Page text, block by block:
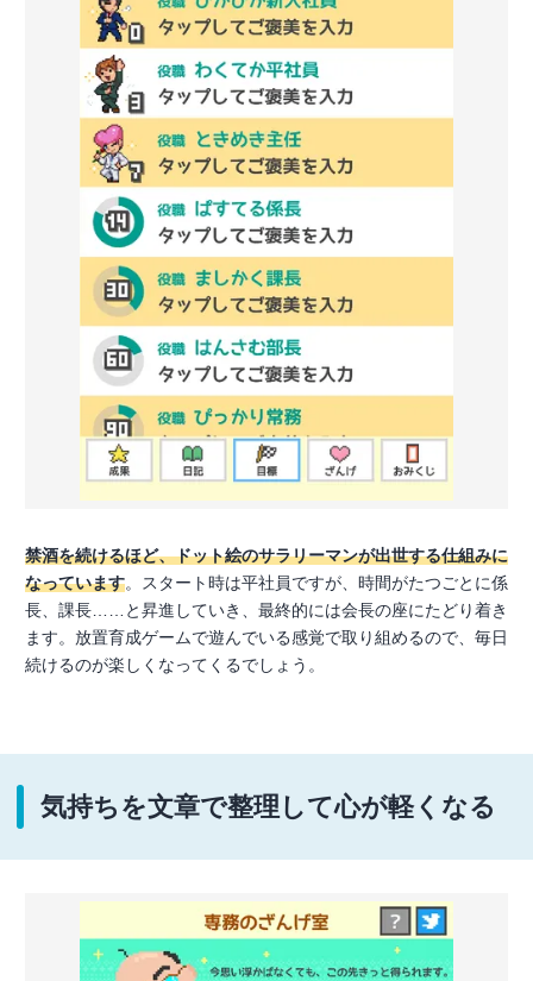
禁酒を続けるほど、ドット絵のサラリーマンが出世する仕組みに
なっています。スタート時は平社員ですが、時間がたつごとに係
長、課長……と昇進していき、最終的には会長の座にたどり着き
ます。放置育成ゲームで遊んでいる感覚で取り組めるので、毎日
続けるのが楽しくなってくるでしょう。
気持ちを文章で整理して心が軽くなる